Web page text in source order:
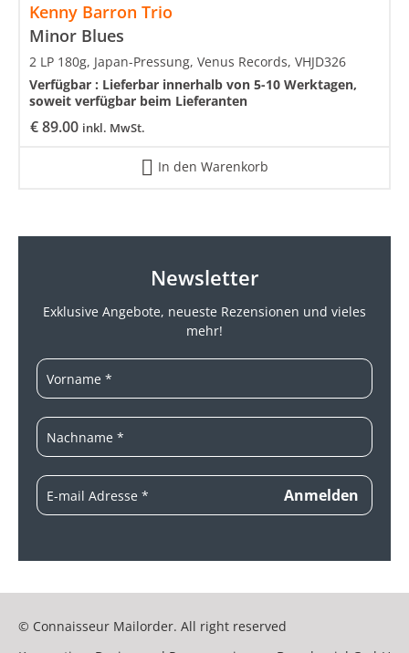
Kenny Barron Trio
Minor Blues
€89.00 inkl. MwSt.
2 LP 180g, Japan-Pressung, Venus Records, VHJD326
Verfügbar : Lieferbar innerhalb von 5-10 Werktagen,
soweit verfügbar beim Lieferanten
In den Warenkorb
Newsletter
Exklusive Angebote, neueste Rezensionen und vieles
mehr!
© Connaisseur Mailorder. All right reserved